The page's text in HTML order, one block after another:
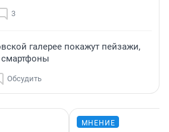
3
галерее покажут пейзажи,
Обсудить
МНЕНИЕ